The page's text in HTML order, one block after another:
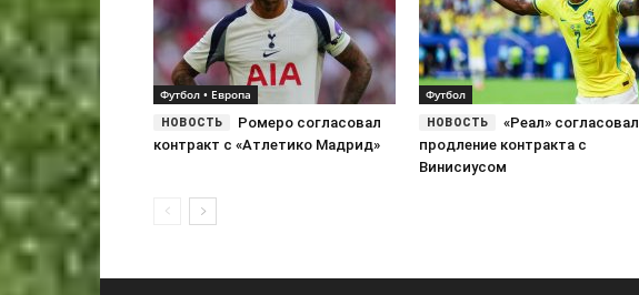
Футбол • Европа
Ромеро согласовал
контракт с «Атлетико Мадрид»
Футбол
«Реал» согласовал
продление контракта с
Винисиусом